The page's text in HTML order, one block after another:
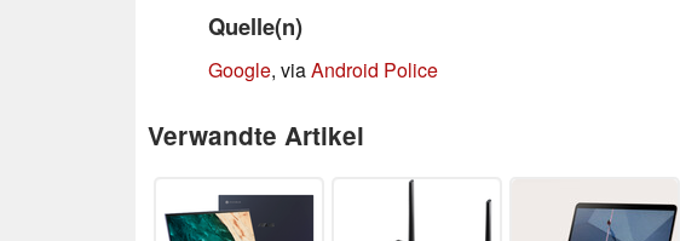
Quelle(n)
Google, viaAndroid Police
Verwandte Artikel